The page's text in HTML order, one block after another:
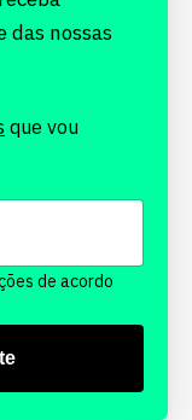
das nossas
que vou
de acordo